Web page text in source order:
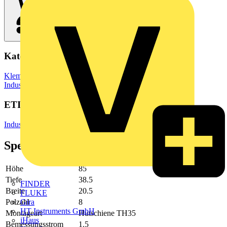
FINDER
FLUKE
Gira
HT Instruments GmbH
iHaus
Kategorien
Klemmen, Steckverbinder & Verbindungselemente
Industriesteckverbinder
ETIM Group
Industriesteuerungen SPS
Spezifikationen
Höhe
85
Tiefe
38.5
Breite
20.5
Polzahl
8
Montageart
Hutschiene TH35
Bemessungsstrom
1.5